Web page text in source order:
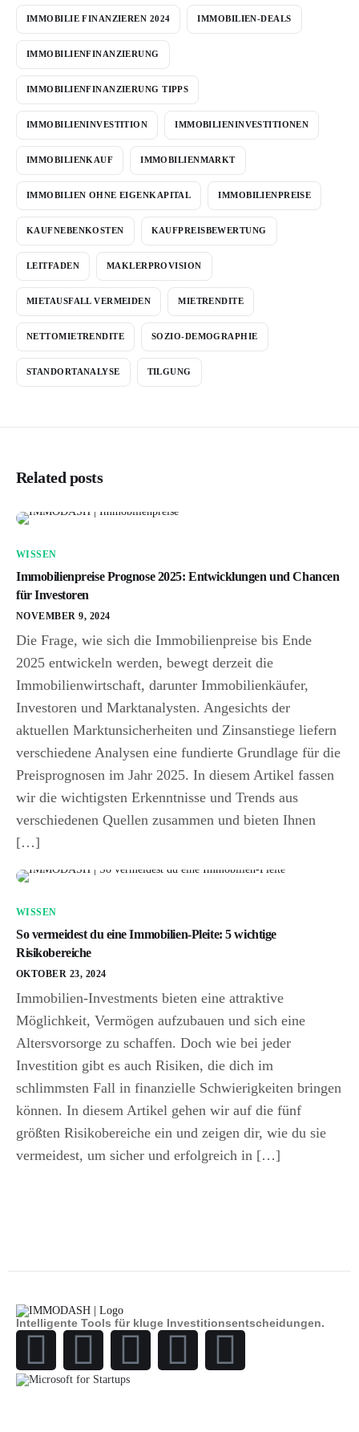
IMMOBILIE FINANZIEREN 2024 IMMOBILIEN-DEALS
IMMOBILIENFINANZIERUNG
IMMOBILIENFINANZIERUNG TIPPS
IMMOBILIENINVESTITION IMMOBILIENINVESTITIONEN
IMMOBILIENKAUF IMMOBILIENMARKT
IMMOBILIEN OHNE EIGENKAPITAL IMMOBILIENPREISE
KAUFNEBENKOSTEN KAUFPREISBEWERTUNG
LEITFADEN MAKLERPROVISION
MIETAUSFALL VERMEIDEN MIETRENDITE
NETTOMIETRENDITE SOZIO-DEMOGRAPHIE
STANDORTANALYSE TILGUNG
Related posts
WISSEN
Immobilienpreise Prognose 2025: Entwicklungen und Chancen
für Investoren
NOVEMBER 9, 2024
Die Frage, wie sich die Immobilienpreise bis Ende
2025 entwickeln werden, bewegt derzeit die
Immobilienwirtschaft, darunter Immobilienkäufer,
Investoren und Marktanalysten. Angesichts der
aktuellen Marktunsicherheiten und Zinsanstiege liefern
verschiedene Analysen eine fundierte Grundlage für die
Preisprognosen im Jahr 2025. In diesem Artikel fassen
wir die wichtigsten Erkenntnisse und Trends aus
verschiedenen Quellen zusammen und bieten Ihnen
[…]
WISSEN
So vermeidest du eine Immobilien-Pleite: 5 wichtige
Risikobereiche
OKTOBER 23, 2024
Immobilien-Investments bieten eine attraktive
Möglichkeit, Vermögen aufzubauen und sich eine
Altersvorsorge zu schaffen. Doch wie bei jeder
Investition gibt es auch Risiken, die dich im
schlimmsten Fall in finanzielle Schwierigkeiten bringen
können. In diesem Artikel gehen wir auf die fünf
größten Risikobereiche ein und zeigen dir, wie du sie
vermeidest, um sicher und erfolgreich in […]
Intelligente Tools für kluge Investitionsentscheidungen.